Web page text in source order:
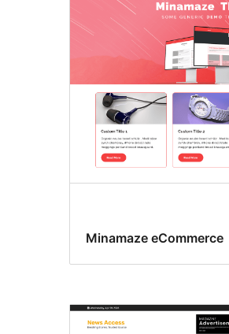
Minamaze eCommerce